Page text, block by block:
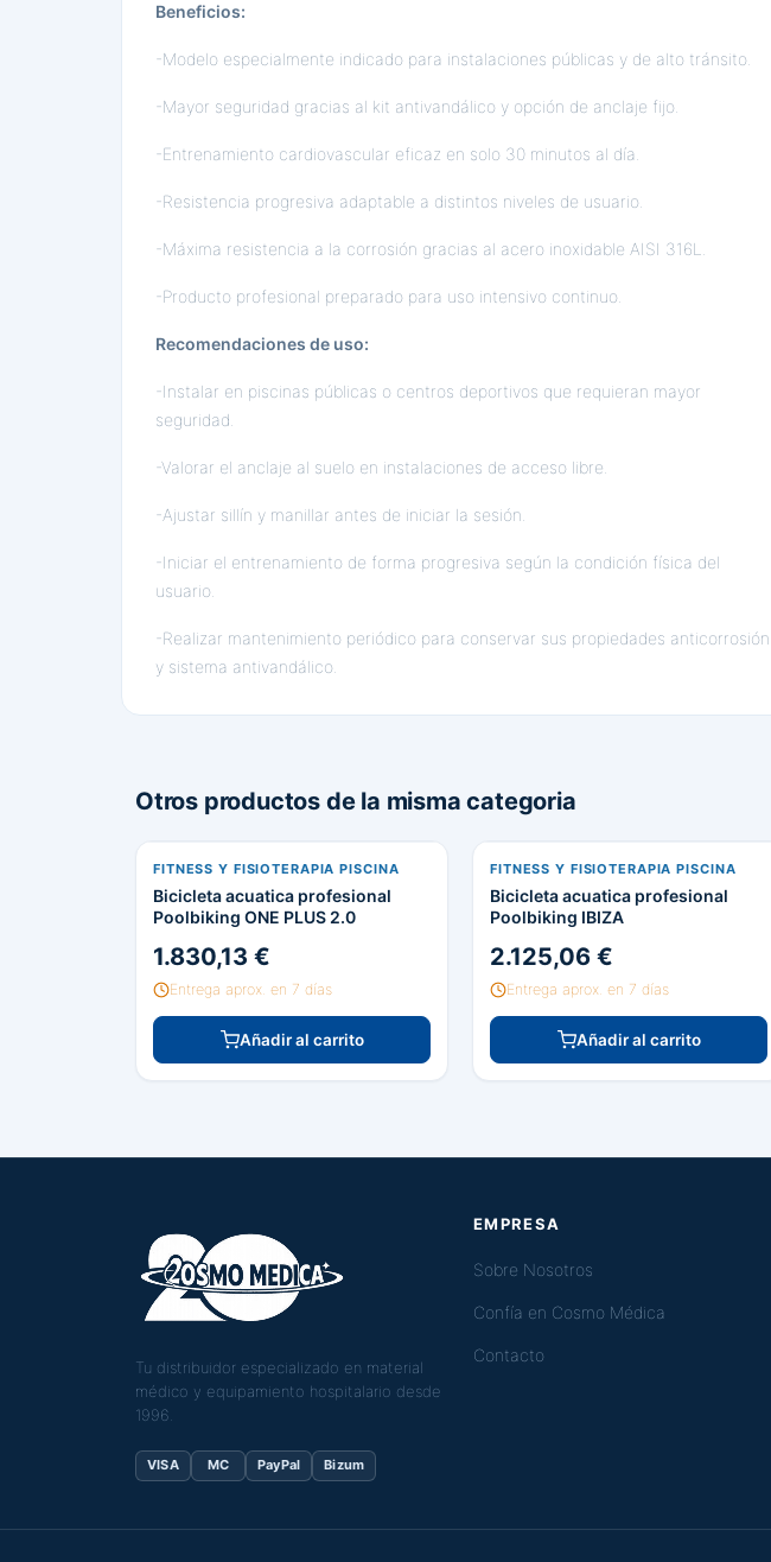
Beneficios:
-Modelo especialmente indicado para instalaciones públicas y de alto tránsito.
-Mayor seguridad gracias al kit antivandálico y opción de anclaje fijo.
-Entrenamiento cardiovascular eficaz en solo 30 minutos al día.
-Resistencia progresiva adaptable a distintos niveles de usuario.
-Máxima resistencia a la corrosión gracias al acero inoxidable AISI 316L.
-Producto profesional preparado para uso intensivo continuo.
Recomendaciones de uso:
-Instalar en piscinas públicas o centros deportivos que requieran mayor
seguridad.
-Valorar el anclaje al suelo en instalaciones de acceso libre.
-Ajustar sillín y manillar antes de iniciar la sesión.
-Iniciar el entrenamiento de forma progresiva según la condición física del
usuario.
-Realizar mantenimiento periódico para conservar sus propiedades anticorrosión
y sistema antivandálico.
Otros productos de la misma categoria
FITNESS Y FISIOTERAPIA PISCINA
Bicicleta acuatica profesional
Poolbiking ONE PLUS 2.0
1.830,13 €
Entrega aprox. en 7 días
Añadir al carrito
FITNESS Y FISIOTERAPIA PISCINA
Bicicleta acuatica profesional
Poolbiking IBIZA
2.125,06 €
Entrega aprox. en 7 días
Añadir al carrito
Tu distribuidor especializado en material
médico y equipamiento hospitalario desde
1996.
VISA MC PayPal Bizum
EMPRESA
Sobre Nosotros
Confía en Cosmo Médica
Contacto